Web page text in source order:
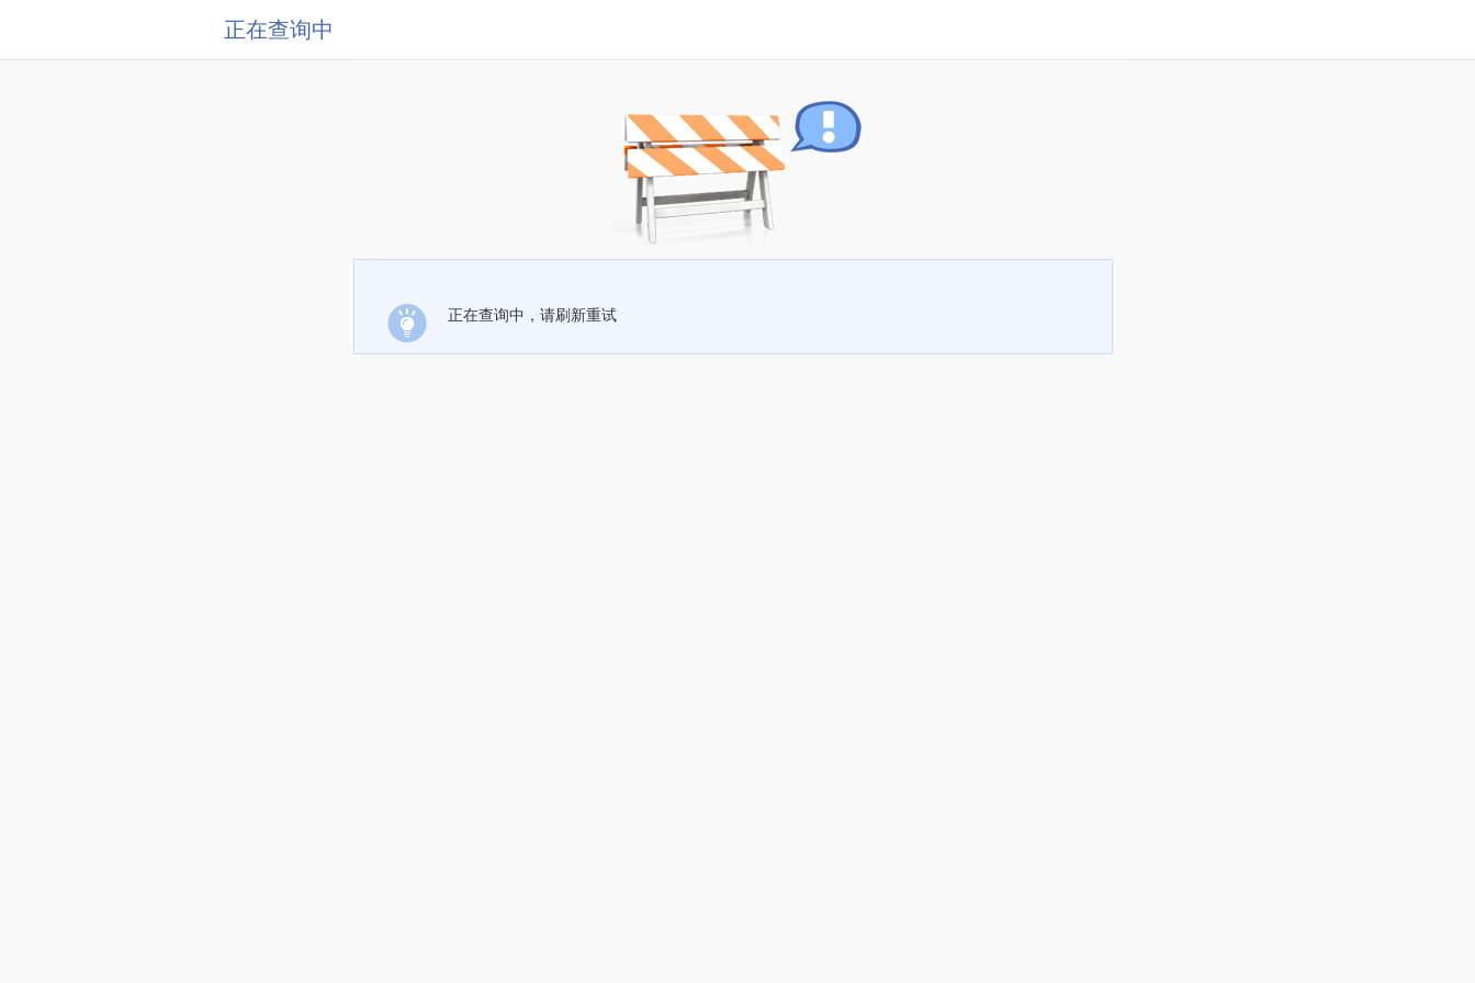
正在查询中
正在查询中，请刷新重试